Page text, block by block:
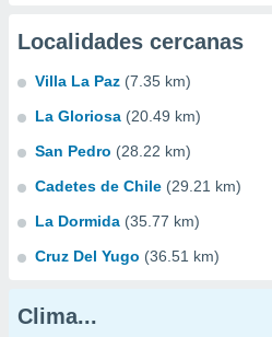
Localidades cercanas
Villa La Paz (7.35 km)
La Gloriosa (20.49 km)
San Pedro (28.22 km)
Cadetes de Chile (29.21 km)
La Dormida (35.77 km)
Cruz Del Yugo (36.51 km)
Clima...